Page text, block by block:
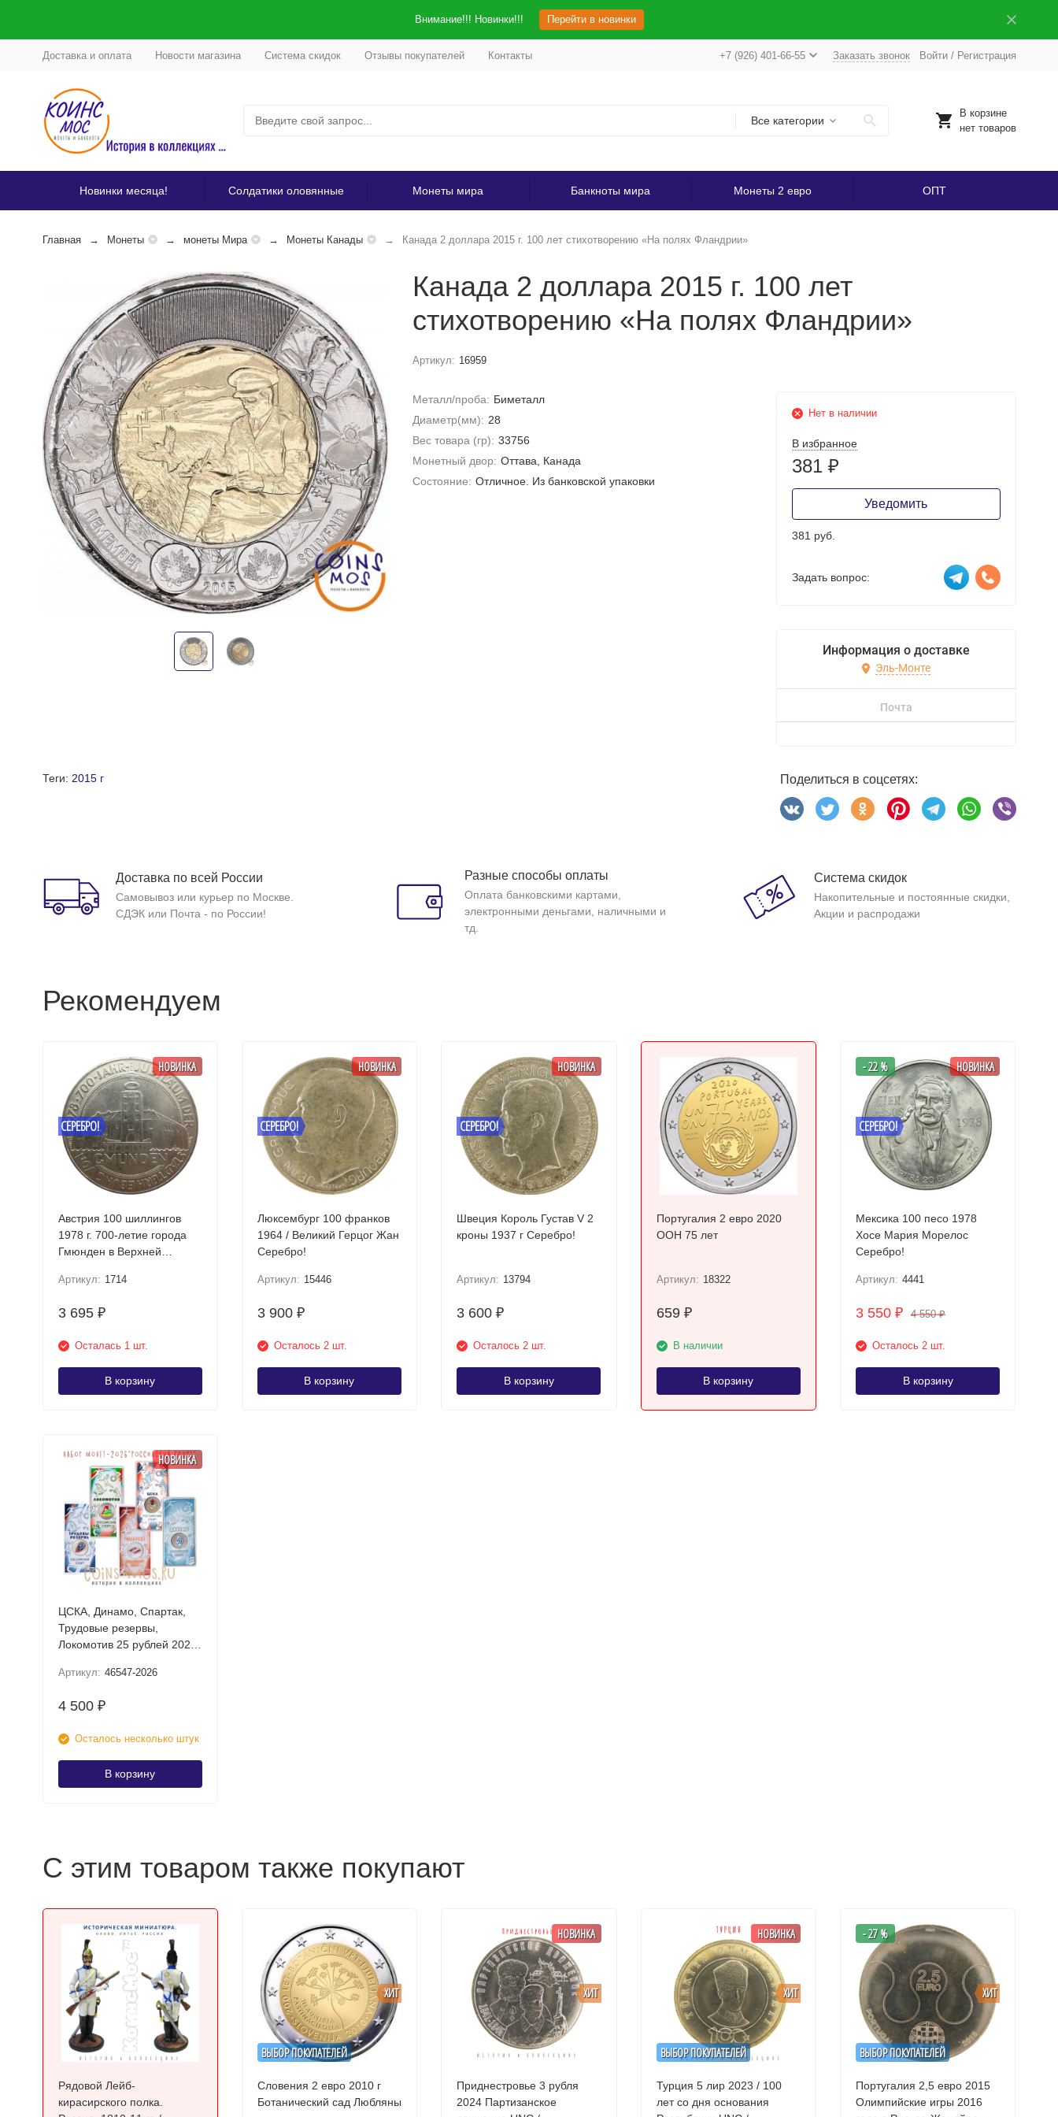
Внимание!!! Новинки!!! Перейти в новинки
Доставка и оплата Новости магазина Система скидок Отзывы покупателей Контакты +7 (926) 401-66-55 Заказать звонок Войти/ Регистрация
Все категории
В корзине
нет товаров
Новинки месяца! Солдатики оловянные Монеты мира Банкноты мира Монеты 2 евро ОПТ
Главная Монеты монеты Мира Монеты Канады Канада 2 доллара 2015 г. 100 лет стихотворению «На полях Фландрии»
Канада 2 доллара 2015 г. 100 лет
стихотворению «На полях Фландрии»
Артикул: 16959
Металл/проба: Биметалл
Диаметр(мм): 28
Вес товара (гр): 33756
Монетный двор: Оттава, Канада
Состояние: Отличное. Из банковской упаковки
Нет в наличии
В избранное
381 ₽
Уведомить
381 руб.
Задать вопрос:
Информация о доставке
Эль-Монте
Почта
Теги: 2015 г Поделиться в соцсетях:
Доставка по всей России
Самовывоз или курьер по Москве.
СДЭК или Почта - по России!
Разные способы оплаты
Оплата банковскими картами,
электронными деньгами, наличными и
тд.
Система скидок
Накопительные и постоянные скидки,
Акции и распродажи
Рекомендуем
СЕРЕБРО!
НОВИНКА
Австрия 100 шиллингов
1978 г. 700-летие города
Гмюнден в Верхней
Артикул: 1714
3 695 ₽
Осталась 1 шт.
В корзину
СЕРЕБРО!
НОВИНКА
Люксембург 100 франков
1964 / Великий Герцог Жан
Серебро!
Артикул: 15446
3 900 ₽
Осталось 2 шт.
В корзину
СЕРЕБРО!
НОВИНКА
Швеция Король Густав V 2
кроны 1937 г Серебро!
Артикул: 13794
3 600₽
Осталось 2 шт.
В корзину
Португалия 2 евро 2020
ООН 75 лет
Артикул: 18322
659 ₽
В наличии
В корзину
СЕРЕБРО!
- 22 % НОВИНКА
Мексика 100 песо 1978
Хосе Мария Морелос
Серебро!
Артикул: 4441
3 550₽ 4 550₽
Осталось 2 шт.
В корзину
НОВИНКА
ЦСКА, Динамо, Спартак,
Трудовые резервы,
Локомотив 25 рублей 2026
Набор цветных монет в
Артикул: 46547-2026
4 500 ₽
Осталось несколько штук
В корзину
С этим товаром также покупают
Рядовой Лейб-
кирасирского полка.
ВЫБОР ПОКУПАТЕЛЕЙ
ХИТ
Словения 2 евро 2010 г
Ботанический сад Любляны
ХИТ
НОВИНКА
Приднестровье 3 рубля
2024 Партизанское
ВЫБОР ПОКУПАТЕЛЕЙ
ХИТ
НОВИНКА
Турция 5 лир 2023 / 100
лет со дня основания
ВЫБОР ПОКУПАТЕЛЕЙ
ХИТ
- 27 %
Португалия 2,5 евро 2015
Олимпийские игры 2016